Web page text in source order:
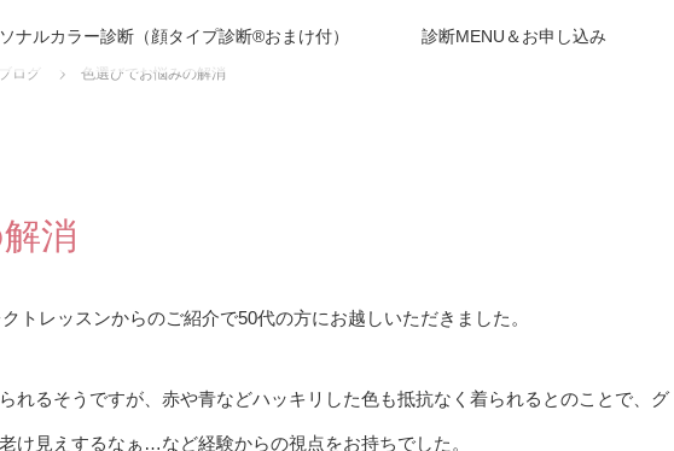
ナルカラー診断（顔タイプ診断®︎おまけ付） 診断MENU＆お申し込み
ブログ 色選びでお悩みの解消
消
トレッスンからのご紹介で50代の方にお越しいただきました。
れるそうですが、赤や青などハッキリした色も抵抗なく着られるとのことで、グ
け見えするなぁ…など経験からの視点をお持ちでした。